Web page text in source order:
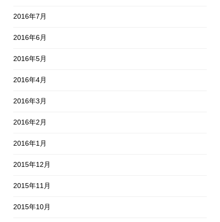
2016年7月
2016年6月
2016年5月
2016年4月
2016年3月
2016年2月
2016年1月
2015年12月
2015年11月
2015年10月